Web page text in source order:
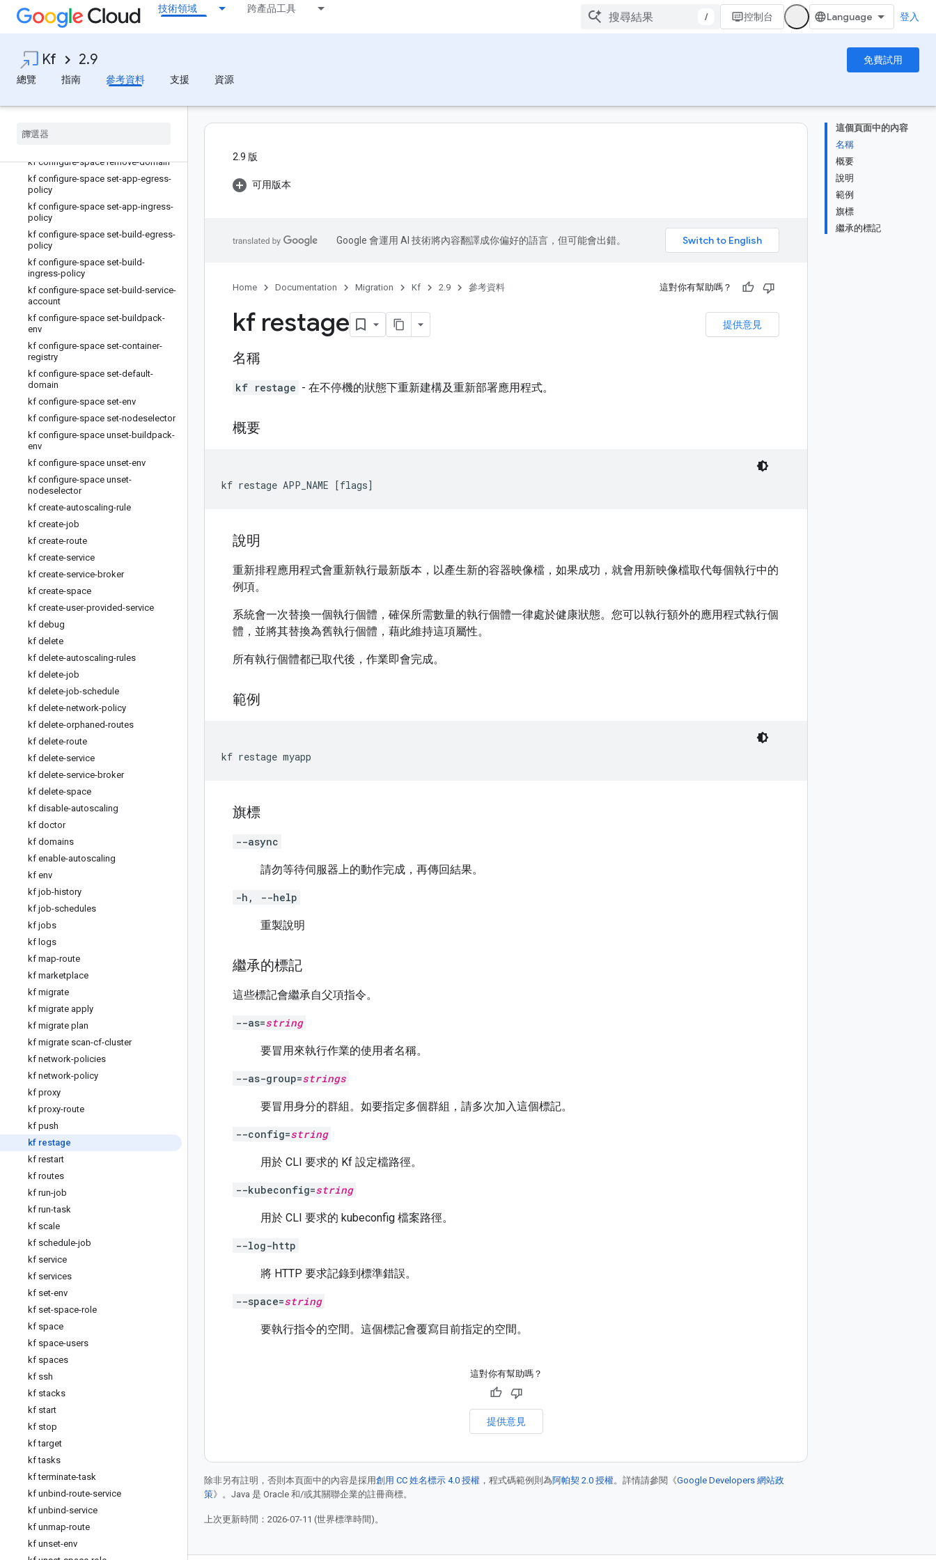
技術領域 跨產品工具
/ 控制台 登入
Kf 2.9
免費試用
總覽
指南 參考資料 支援 資源
kf configure-space get-build-
service-account
env
kf configure-space get-container-
registry
env
kf configure-space remove-domain
kf configure-space set-app-egress-
policy
kf configure-space set-app-ingress-
policy
kf configure-space set-build-egress-
policy
kf configure-space set-build-
ingress-policy
kf configure-space set-build-service-
account
kf configure-space set-buildpack-
env
kf configure-space set-container-
registry
kf configure-space set-default-
domain
kf configure-space set-env
kf configure-space set-nodeselector
kf configure-space unset-buildpack-
env
kf configure-space unset-env
kf configure-space unset-
nodeselector
kf create-autoscaling-rule
kf create-job
kf create-route
kf create-service
kf create-service-broker
kf create-space
kf create-user-provided-service
kf debug
kf delete
kf delete-autoscaling-rules
kf delete-job
kf delete-job-schedule
kf delete-network-policy
kf delete-orphaned-routes
kf delete-route
kf delete-service
kf delete-service-broker
kf delete-space
kf disable-autoscaling
kf doctor
kf domains
kf enable-autoscaling
kf env
kf job-history
kf job-schedules
kf jobs
kf logs
kf map-route
kf marketplace
kf migrate
kf migrate apply
kf migrate plan
kf migrate scan-cf-cluster
kf network-policies
kf network-policy
kf proxy
kf proxy-route
kf push
kf restage
kf restart
kf routes
kf run-job
kf run-task
kf scale
kf schedule-job
kf service
kf services
kf set-env
kf set-space-role
kf space
kf space-users
kf spaces
kf ssh
kf stacks
kf start
kf stop
kf target
kf tasks
kf terminate-task
kf unbind-route-service
kf unbind-service
kf unmap-route
kf unset-env
這個頁面中的內容
名稱
概要
說明
範例
旗標
繼承的標記
2.9 版
可用版本
Google 會運用 AI 技術將內容翻譯成你偏好的語言，但可能會出錯。
Home Documentation Migration Kf 2.9 參考資料 這對你有幫助嗎？
提供意見
kf restage
名稱
kf restage - 在不停機的狀態下重新建構及重新部署應用程式。
概要
kf restage APP_NAME [flags]
說明
重新排程應用程式會重新執行最新版本，以產生新的容器映像檔，如果成功，就會用新映像檔取代每個執行中的
例項。
系統會一次替換一個執行個體，確保所需數量的執行個體一律處於健康狀態。您可以執行額外的應用程式執行個
體，並將其替換為舊執行個體，藉此維持這項屬性。
所有執行個體都已取代後，作業即會完成。
範例
kf restage myapp
旗標
--async
請勿等待伺服器上的動作完成，再傳回結果。
-h, --help
重製說明
繼承的標記
這些標記會繼承自父項指令。
--as=string
要冒用來執行作業的使用者名稱。
--as-group=strings
要冒用身分的群組。如要指定多個群組，請多次加入這個標記。
--config=string
用於 CLI 要求的 Kf 設定檔路徑。
--kubeconfig=string
用於 CLI 要求的 kubeconfig 檔案路徑。
--log-http
將 HTTP 要求記錄到標準錯誤。
--space=string
要執行指令的空間。這個標記會覆寫目前指定的空間。
這對你有幫助嗎？
提供意見
除非另有註明，否則本頁面中的內容是採用創用 CC 姓名標示 4.0 授權 ，程式碼範例則為阿帕契 2.0 授權。詳情請參閱《Google Developers 網站政
策》。Java 是 Oracle 和/或其關聯企業的註冊商標。
上次更新時間：2026-07-11 (世界標準時間)。